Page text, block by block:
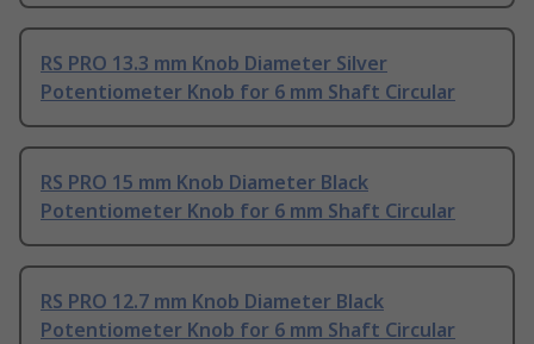
RS PRO 13.3 mm Knob Diameter Silver
Potentiometer Knob for 6 mm Shaft Circular
RS PRO 15 mm Knob Diameter Black
Potentiometer Knob for 6 mm Shaft Circular
RS PRO 12.7 mm Knob Diameter Black
Potentiometer Knob for 6 mm Shaft Circular